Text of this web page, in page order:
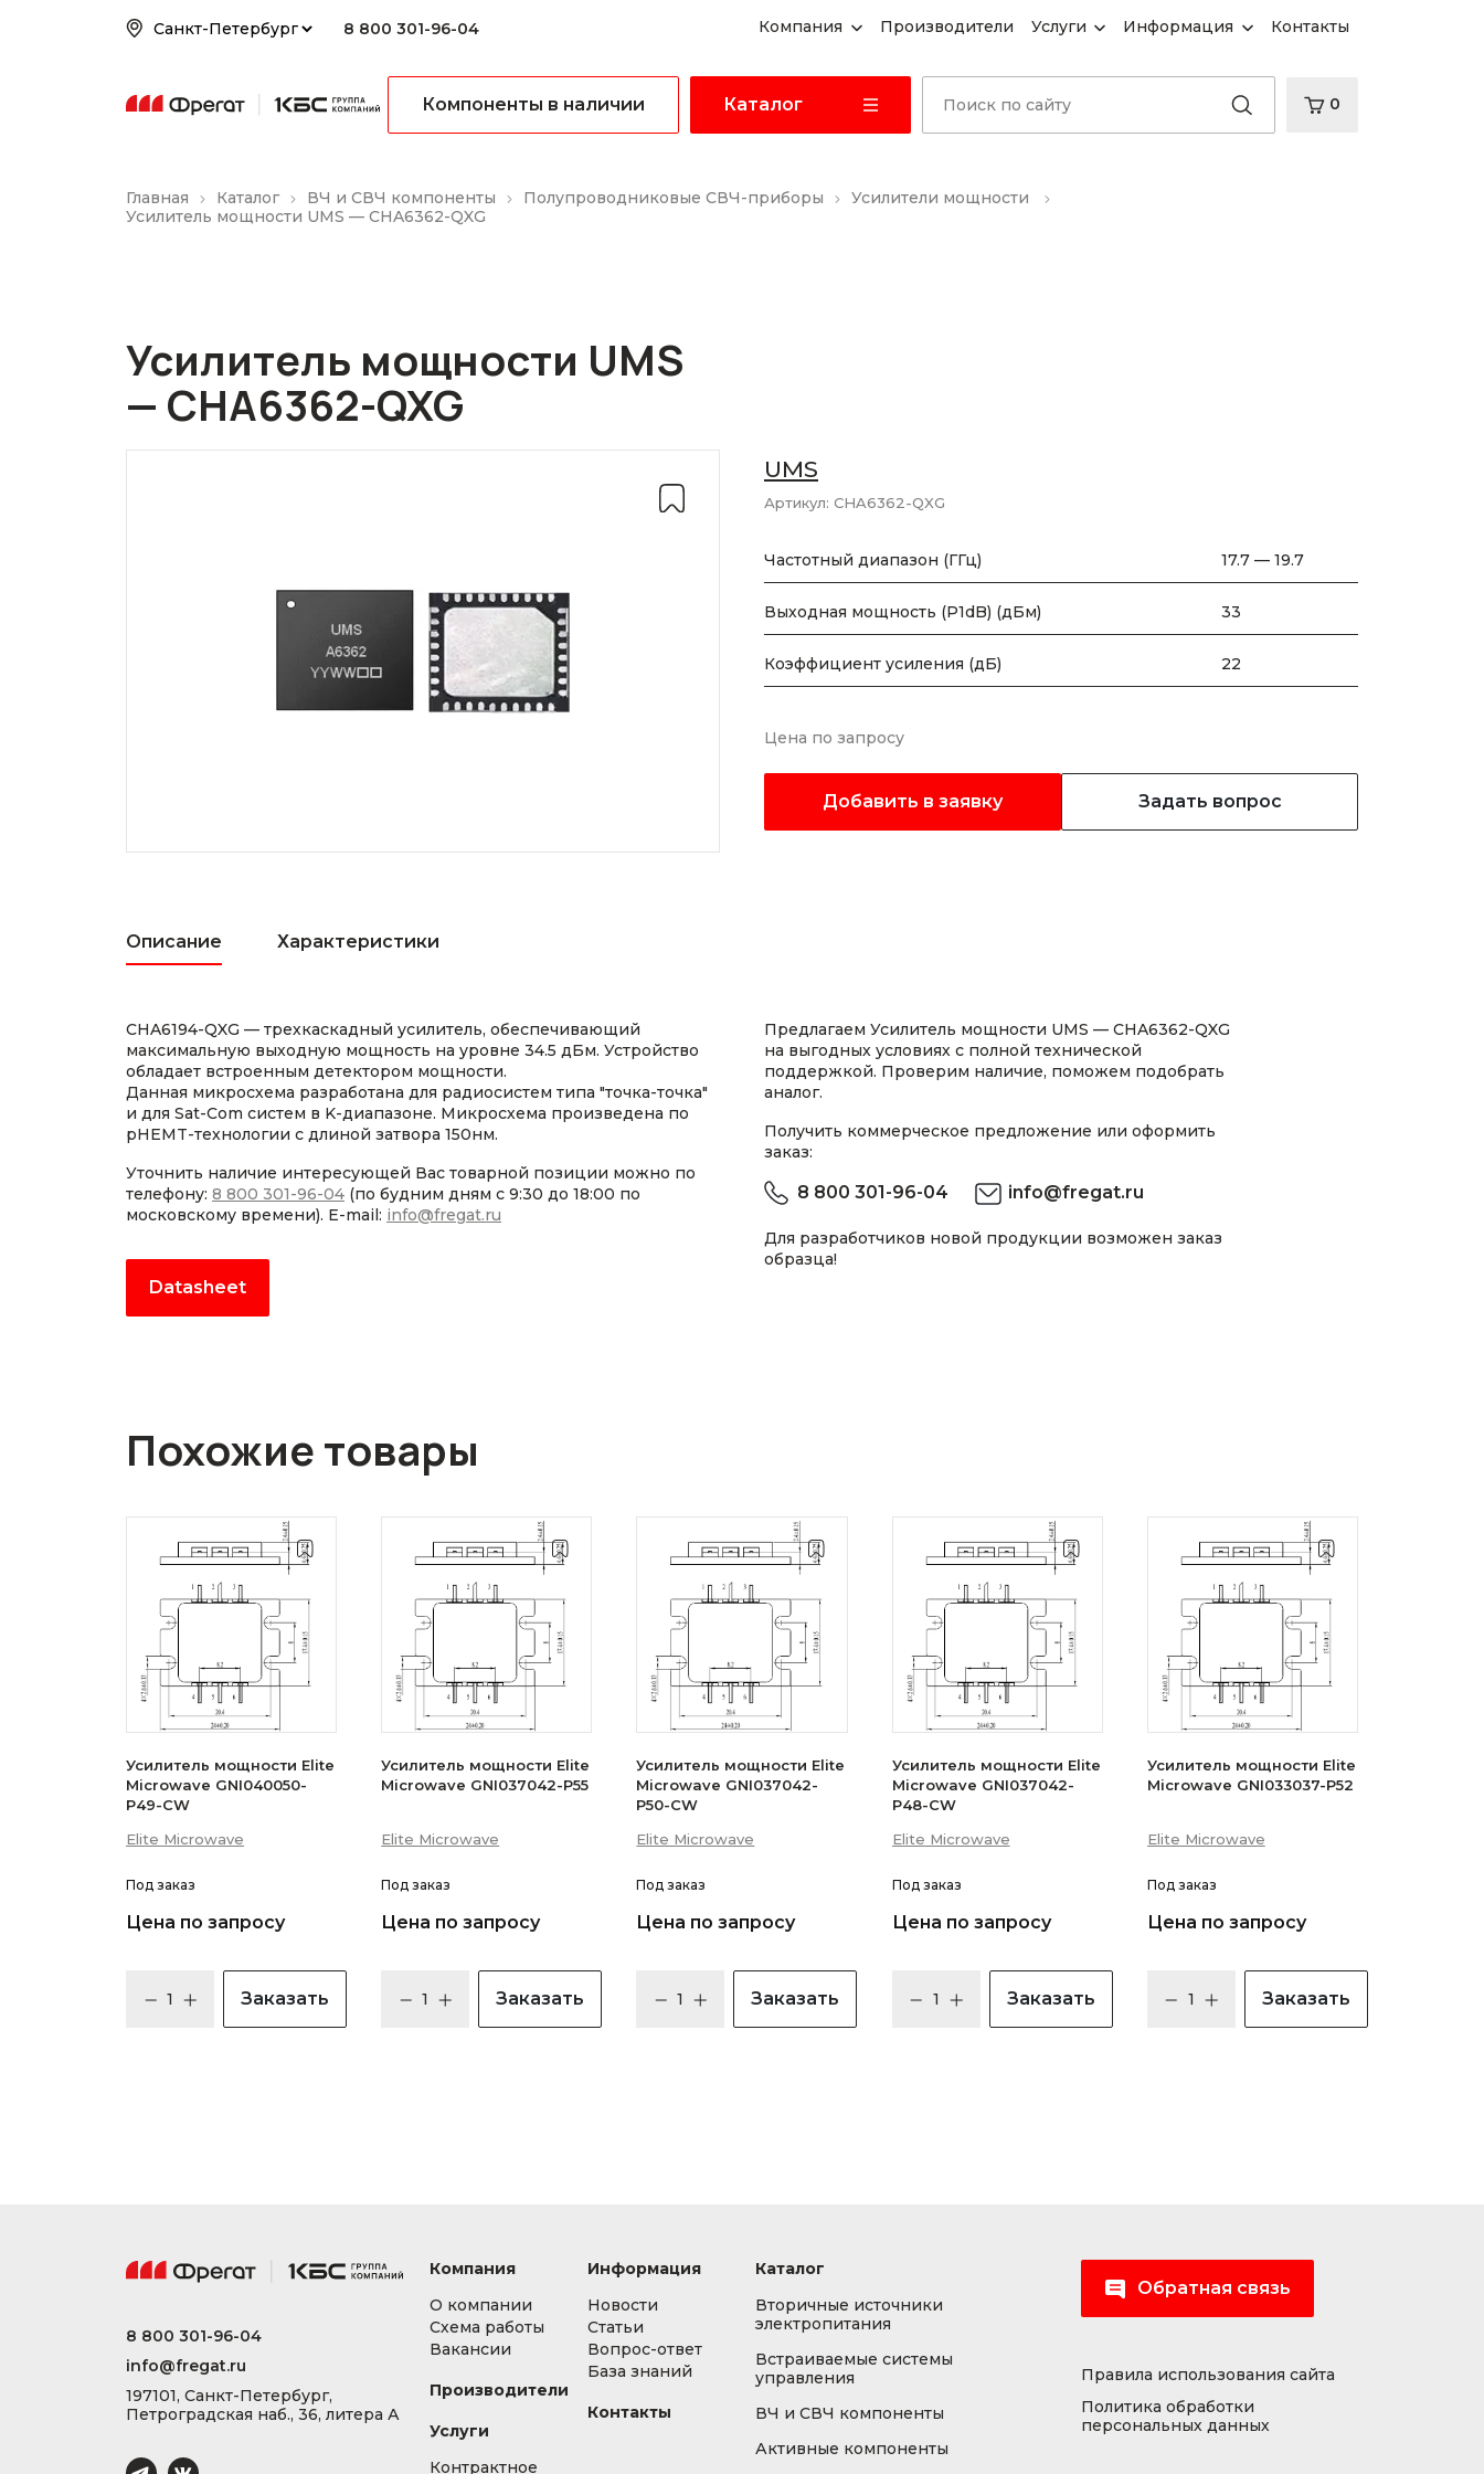
8 800 301-96-04 Компания Производители Услуги Информация Контакты
Компоненты в наличии Каталог 0
Главная Каталог ВЧ и СВЧ компоненты Полупроводниковые СВЧ-приборы
Усилители мощности
Усилитель мощности UMS — CHA6362-QXG
Усилитель мощности UMS
— CHA6362-QXG
UMS
Артикул: CHA6362-QXG
Частотный диапазон (ГГц) 17.7 — 19.7
Выходная мощность (P1dB) (дБм) 33
Коэффициент усиления (дБ) 22
Цена по запросу
Добавить в заявку Задать вопрос
Описание Характеристики
CHA6194-QXG — трехкаскадный усилитель, обеспечивающий
максимальную выходную мощность на уровне 34.5 дБм. Устройство
обладает встроенным детектором мощности.
Данная микросхема разработана для радиосистем типа "точка-точка"
и для Sat-Com систем в K-диапазоне. Микросхема произведена по
pHEMT-технологии с длиной затвора 150нм.
Уточнить наличие интересующей Вас товарной позиции можно по
телефону: 8 800 301-96-04 (по будним дням с 9:30 до 18:00 по
московскому времени). E-mail: info@fregat.ru
Datasheet
Предлагаем Усилитель мощности UMS — CHA6362-QXG
на выгодных условиях с полной технической
поддержкой. Проверим наличие, поможем подобрать
аналог.
Получить коммерческое предложение или оформить
заказ:
8 800 301-96-04 info@fregat.ru
Для разработчиков новой продукции возможен заказ
образца!
Похожие товары
Усилитель мощности Elite
Microwave GNI040050-
P49-CW
Elite Microwave
Под заказ
Цена по запросу
Заказать
Усилитель мощности Elite
Microwave GNI037042-P55
Elite Microwave
Под заказ
Цена по запросу
Заказать
Усилитель мощности Elite
Microwave GNI037042-
P50-CW
Elite Microwave
Под заказ
Цена по запросу
Заказать
Усилитель мощности Elite
Microwave GNI037042-
P48-CW
Elite Microwave
Под заказ
Цена по запросу
Заказать
Усилитель мощности Elite
Microwave GNI033037-P52
Elite Microwave
Под заказ
Цена по запросу
Заказать
8 800 301-96-04
info@fregat.ru
197101, Санкт-Петербург,
Петроградская наб., 36, литера А
Компания
О компании
Схема работы
Вакансии
Производители
Услуги
Контрактное
Информация
Новости
Статьи
Вопрос-ответ
База знаний
Контакты
Каталог
Вторичные источники
электропитания
Встраиваемые системы
управления
ВЧ и СВЧ компоненты
Активные компоненты
Обратная связь
Правила использования сайта
Политика обработки
персональных данных